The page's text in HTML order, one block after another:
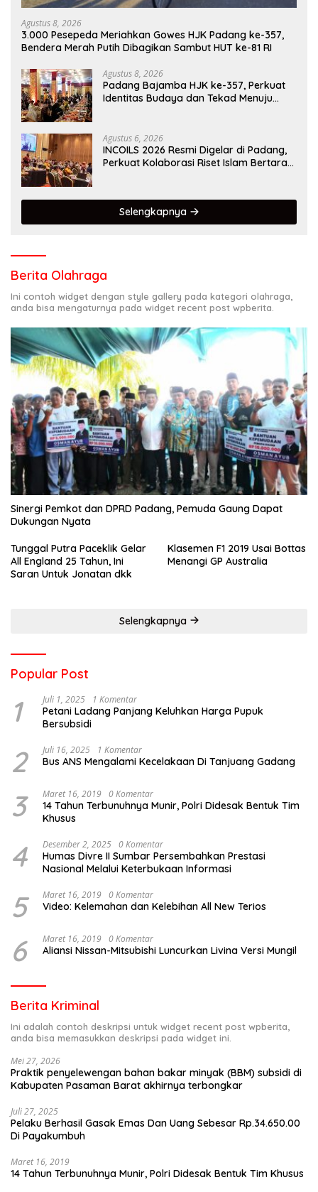
Agustus 8, 2026
3.000 Pesepeda Meriahkan Gowes HJK Padang ke-357,
Bendera Merah Putih Dibagikan Sambut HUT ke-81 RI
Agustus 8, 2026
Padang Bajamba HJK ke-357, Perkuat
Identitas Budaya dan Tekad Menuju
Agustus 6, 2026
INCOILS 2026 Resmi Digelar di Padang,
Perkuat Kolaborasi Riset Islam Bertaraf
Selengkapnya
Berita Olahraga
Ini contoh widget dengan style gallery pada kategori olahraga,
anda bisa mengaturnya pada widget recent post wpberita.
Sinergi Pemkot dan DPRD Padang, Pemuda Gaung Dapat
Dukungan Nyata
Tunggal Putra Paceklik Gelar
All England 25 Tahun, Ini
Saran Untuk Jonatan dkk
Klasemen F1 2019 Usai Bottas
Menangi GP Australia
Selengkapnya
Popular Post
1 Juli 1, 2025 1 Komentar
Petani Ladang Panjang Keluhkan Harga Pupuk
Bersubsidi
2 Juli 16, 2025 1 Komentar
Bus ANS Mengalami Kecelakaan Di Tanjuang Gadang
3 Maret 16, 2019 0 Komentar
14 Tahun Terbunuhnya Munir, Polri Didesak Bentuk Tim
Khusus
4 Desember 2, 2025 0 Komentar
Humas Divre II Sumbar Persembahkan Prestasi
Nasional Melalui Keterbukaan Informasi
5 Maret 16, 2019 0 Komentar
Video: Kelemahan dan Kelebihan All New Terios
6 Maret 16, 2019 0 Komentar
Aliansi Nissan-Mitsubishi Luncurkan Livina Versi Mungil
Berita Kriminal
Ini adalah contoh deskripsi untuk widget recent post wpberita,
anda bisa memasukkan deskripsi pada widget ini.
Mei 27, 2026
Praktik penyelewengan bahan bakar minyak (BBM) subsidi di
Kabupaten Pasaman Barat akhirnya terbongkar
Juli 27, 2025
Pelaku Berhasil Gasak Emas Dan Uang Sebesar Rp.34.650.00
Di Payakumbuh
Maret 16, 2019
14 Tahun Terbunuhnya Munir, Polri Didesak Bentuk Tim Khusus